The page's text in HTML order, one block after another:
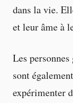
dans la vie.
et leur âme à
Les
sont
expérimenter